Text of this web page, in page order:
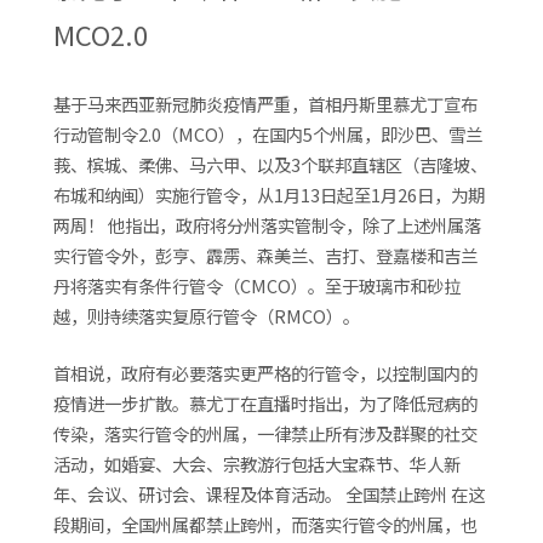
MCO2.0
基于马来西亚新冠肺炎疫情严重，首相丹斯里慕尤丁宣布
行动管制令2.0（MCO），在国内5个州属，即沙巴、雪兰
莪、槟城、柔佛、马六甲、以及3个联邦直辖区（吉隆坡、
布城和纳闽）实施行管令，从1月13日起至1月26日，为期
两周！ 他指出，政府将分州落实管制令，除了上述州属落
实行管令外，彭亨、霹雳、森美兰、吉打、登嘉楼和吉兰
丹将落实有条件行管令（CMCO）。至于玻璃市和砂拉
越，则持续落实复原行管令（RMCO）。
首相说，政府有必要落实更严格的行管令，以控制国内的
疫情进一步扩散。慕尤丁在直播时指出，为了降低冠病的
传染，落实行管令的州属，一律禁止所有涉及群聚的社交
活动，如婚宴、大会、宗教游行包括大宝森节、华人新
年、会议、研讨会、课程及体育活动。 全国禁止跨州 在这
段期间，全国州属都禁止跨州，而落实行管令的州属，也